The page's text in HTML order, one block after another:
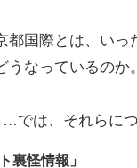
国際とは、いっ
なっているのか
では、それらに
裏怪情報」